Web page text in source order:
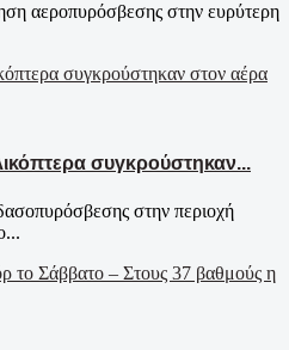
αεροπυρόσβεσης στην ευρύτερη
συγκρούστηκαν...
στην περιοχή